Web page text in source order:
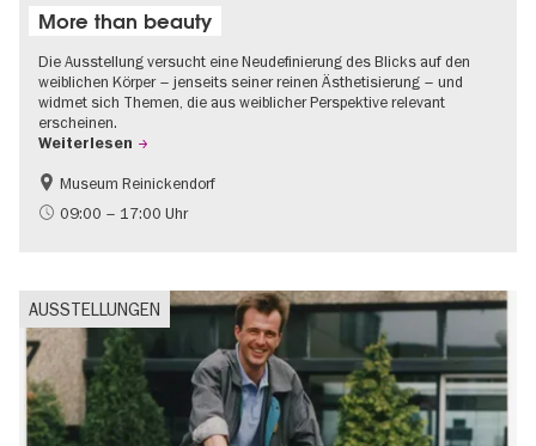
More than beauty
Die Ausstellung versucht eine Neudefinierung des Blicks auf den
weiblichen Körper – jenseits seiner reinen Ästhetisierung – und
widmet sich Themen, die aus weiblicher Perspektive relevant
erscheinen.
Weiterlesen
Gratis
Zeitgenössische Kunst
Museum Reinickendorf
09:00 – 17:00 Uhr
AUSSTELLUNGEN